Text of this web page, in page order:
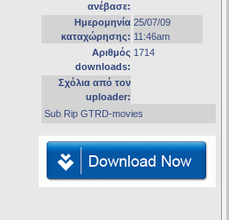
ανέβασε:
Ημερομηνία
καταχώρησης:
25/07/09
11:46am
Αριθμός
downloads:
1714
Σχόλια από τον
uploader:
Sub Rip GTRD-movies